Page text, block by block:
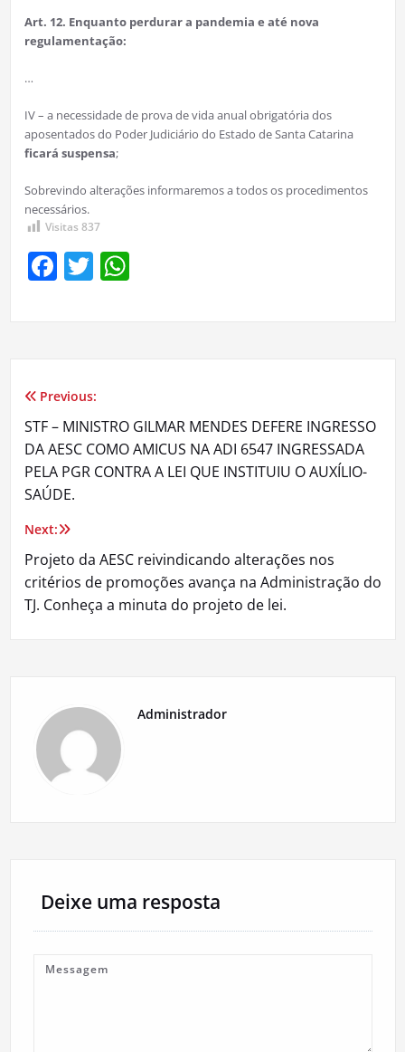
Art. 12. Enquanto perdurar a pandemia e até nova
regulamentação:
…
IV – a necessidade de prova de vida anual obrigatória dos
aposentados do Poder Judiciário do Estado de Santa Catarina
ficará suspensa;
Sobrevindo alterações informaremos a todos os procedimentos
necessários.
Visitas 837
Facebook
TwitterWhatsApp
Navegação
de
Post
Previous:
STF – MINISTRO GILMAR MENDES DEFERE INGRESSO
DA AESC COMO AMICUS NA ADI 6547 INGRESSADA
PELA PGR CONTRA A LEI QUE INSTITUIU O AUXÍLIO-
SAÚDE.
Next:
Projeto da AESC reivindicando alterações nos
critérios de promoções avança na Administração do
TJ. Conheça a minuta do projeto de lei.
Administrador
Deixe uma resposta